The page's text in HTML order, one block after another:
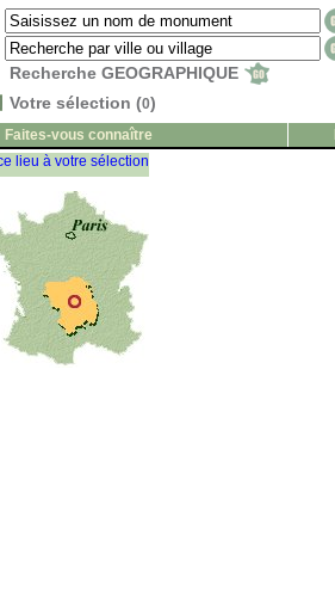
Recherche GEOGRAPHIQUE
Votre sélection (0)
Faites-vous connaître
lieu à votre sélection